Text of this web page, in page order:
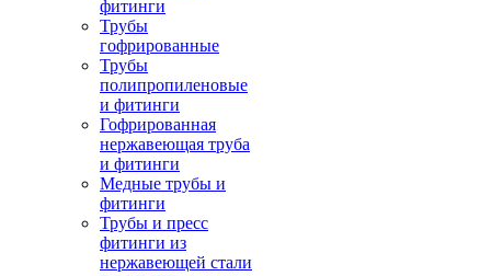
фитинги
Трубы
гофрированные
Трубы
полипропиленовые
и фитинги
Гофрированная
нержавеющая труба
и фитинги
Медные трубы и
фитинги
Трубы и пресс
фитинги из
нержавеющей стали